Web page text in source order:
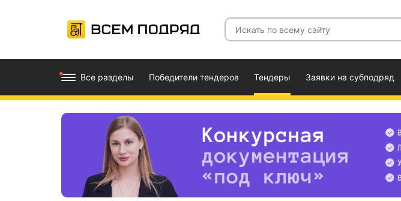
Все разделы Победители тендеров Тендеры Заявки на субподряд